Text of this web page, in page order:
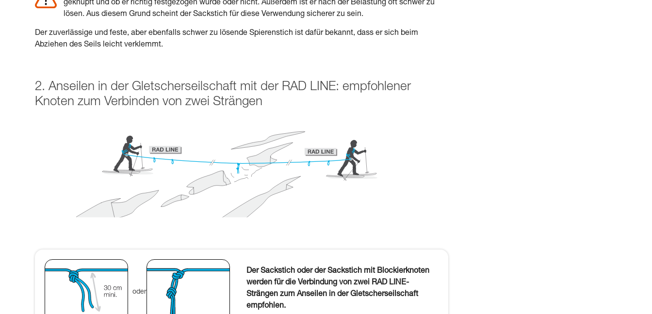
geknüpft und ob er richtig festgezogen wurde oder nicht. Außerdem ist er nach der Belastung oft schwer zu
lösen. Aus diesem Grund scheint der Sackstich für diese Verwendung sicherer zu sein.
Der zuverlässige und feste, aber ebenfalls schwer zu lösende Spierenstich ist dafür bekannt, dass er sich beim
Abziehen des Seils leicht verklemmt.
2. Anseilen in der Gletscherseilschaft mit der RAD LINE: empfohlener
Knoten zum Verbinden von zwei Strängen
oder
Der Sackstich oder der Sackstich mit Blockierknoten
werden für die Verbindung von zwei RAD LINE-
Strängen zum Anseilen in der Gletscherseilschaft
empfohlen.